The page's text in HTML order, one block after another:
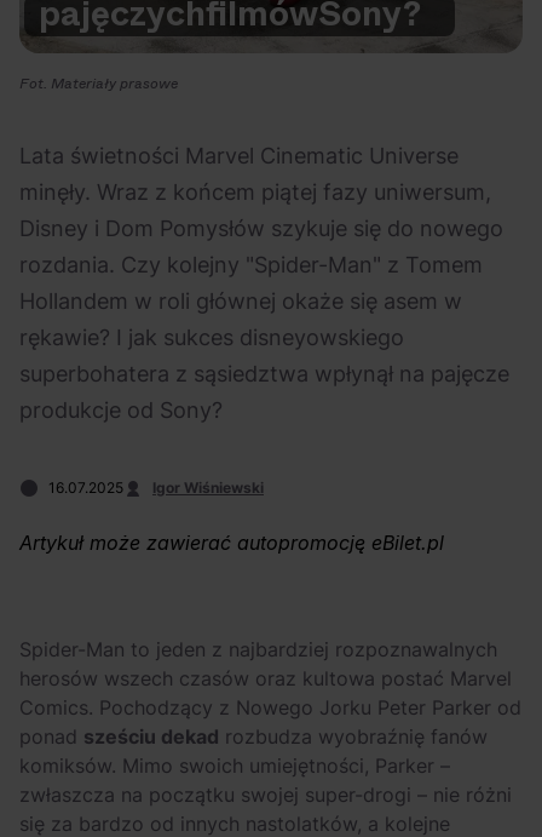
Na czasie
Polecane Scena Impostora 06.08.2026
Kto jest
prawdziwym fanem
Chivasa?
eBilet Festiwal 05.08.2026
Aplikacja
KAMAAAN nową
inicjatywą eBilet
jednoczącą fanów
Arctic Monkeys i
kariery zespołów z
Sheffield
Odkryj wyjątkowe
pajęczychfilmówSony?
Fot. Materiały prasowe
Lata świetności Marvel Cinematic Universe
minęły. Wraz z końcem piątej fazy uniwersum,
Disney i Dom Pomysłów szykuje się do nowego
rozdania. Czy kolejny "Spider-Man" z Tomem
Hollandem w roli głównej okaże się asem w
rękawie? I jak sukces disneyowskiego
superbohatera z sąsiedztwa wpłynął na pajęcze
produkcje od Sony?
16.07.2025 Igor Wiśniewski
Artykuł może zawierać autopromocję eBilet.pl
Spider-Man to jeden z najbardziej rozpoznawalnych
herosów wszech czasów oraz kultowa postać Marvel
Comics. Pochodzący z Nowego Jorku Peter Parker od
ponad sześciu dekad rozbudza wyobraźnię fanów
komiksów. Mimo swoich umiejętności, Parker –
zwłaszcza na początku swojej super-drogi – nie różni
się za bardzo od innych nastolatków, a kolejne